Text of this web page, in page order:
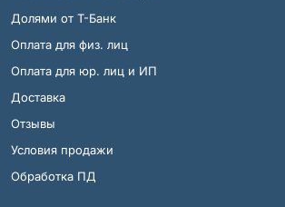
Долями от Т-Банк
Оплата для физ. лиц
Оплата для юр. лиц и ИП
Доставка
Отзывы
Условия продажи
Обработка ПД